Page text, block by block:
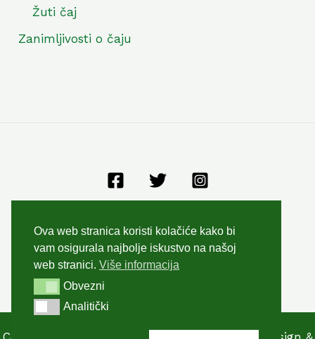
Žuti čaj
Zanimljivosti o čaju
Zaštita privatnosti
Kolačići
Ova web stranica koristi kolačiće kako bi
vam osigurala najbolje iskustvo na našoj
web stranici. Više informacija
ObvezniObvezni
AnalitičkiAnalitički